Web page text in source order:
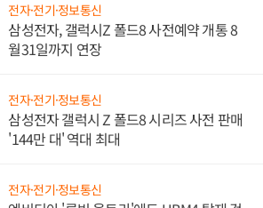
전자·전기·정보통신
삼성전자, 갤럭시Z 폴드8 사전예약 개통 8
월31일까지 연장
전자·전기·정보통신
삼성전자 갤럭시 Z 폴드8 시리즈 사전 판매
'144만 대' 역대 최대
전자·전기·정보통신